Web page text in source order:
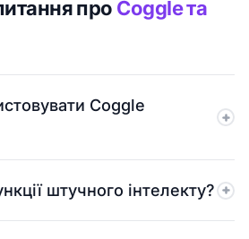
про Coggle та
Coggle
діаграми та обмежені
MindMap AI пропонує
штучного інтелекту?